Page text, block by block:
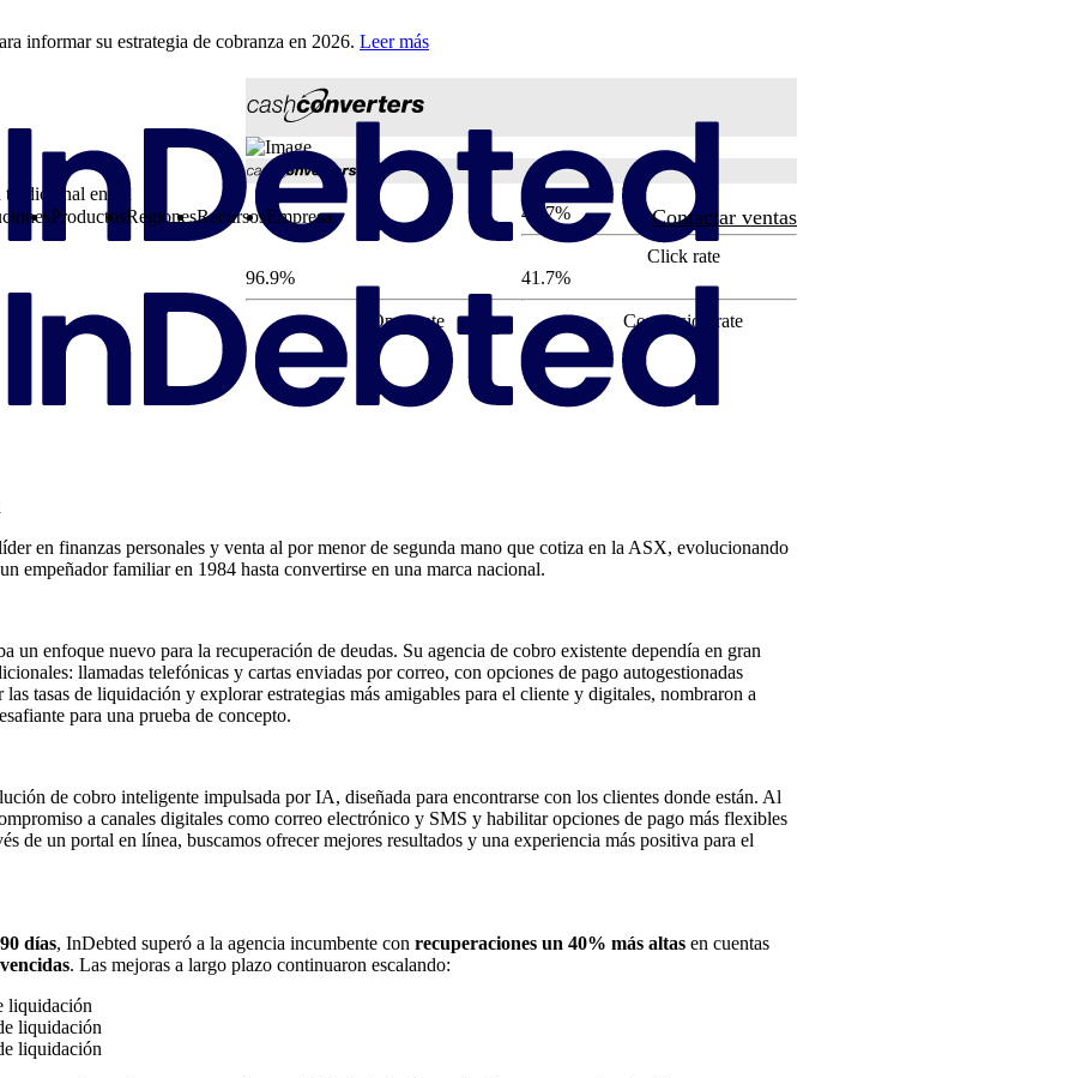
informar su estrategia de cobranza en 2026. Leer más
ProductosRegionesRecursosEmpresa Contactar ventas
tradicional en un
41.7%
Click rate
96.9%
Open rate
41.7%
Conversion rate
en finanzas personales y venta al por menor de segunda mano que cotiza en la ASX, evolucionando
empeñador familiar en 1984 hasta convertirse en una marca nacional.
un enfoque nuevo para la recuperación de deudas. Su agencia de cobro existente dependía en gran
llamadas telefónicas y cartas enviadas por correo, con opciones de pago autogestionadas
las tasas de liquidación y explorar estrategias más amigables para el cliente y digitales, nombraron a
para una prueba de concepto.
de cobro inteligente impulsada por IA, diseñada para encontrarse con los clientes donde están. Al
a canales digitales como correo electrónico y SMS y habilitar opciones de pago más flexibles
de un portal en línea, buscamos ofrecer mejores resultados y una experiencia más positiva para el
90 días, InDebted superó a la agencia incumbente con recuperaciones un 40% más altasen cuentas
. Las mejoras a largo plazo continuaron escalando:
liquidación
liquidación
liquidación